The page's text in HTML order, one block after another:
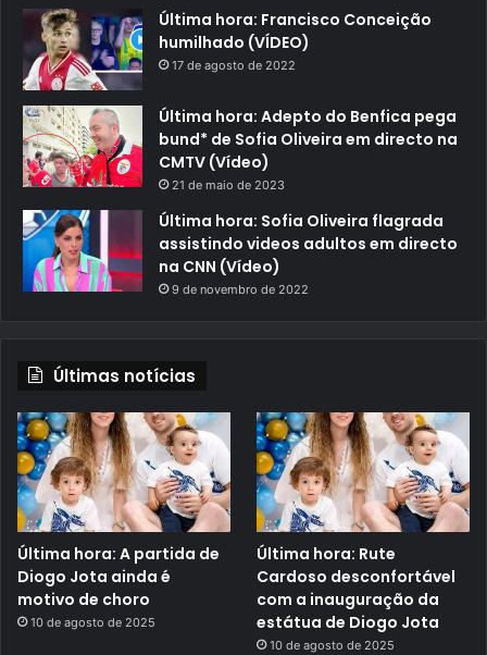
Última hora: Francisco Conceição
humilhado (VÍDEO)
17 de agosto de 2022
Última hora: Adepto do Benfica pega
bund* de Sofia Oliveira em directo na
CMTV (Vídeo)
21 de maio de 2023
Última hora: Sofia Oliveira flagrada
assistindo videos adultos em directo
na CNN (Vídeo)
9 de novembro de 2022
Últimas notícias
Última hora: A partida de
Diogo Jota ainda é
motivo de choro
10 de agosto de 2025
Última hora: Rute
Cardoso desconfortável
com a inauguração da
estátua de Diogo Jota
10 de agosto de 2025